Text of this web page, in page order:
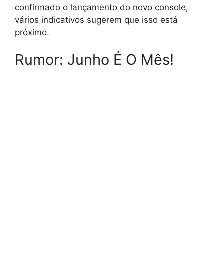
confirmado o lançamento do novo console,
vários indicativos sugerem que isso está
próximo.
Rumor: Junho É O Mês!